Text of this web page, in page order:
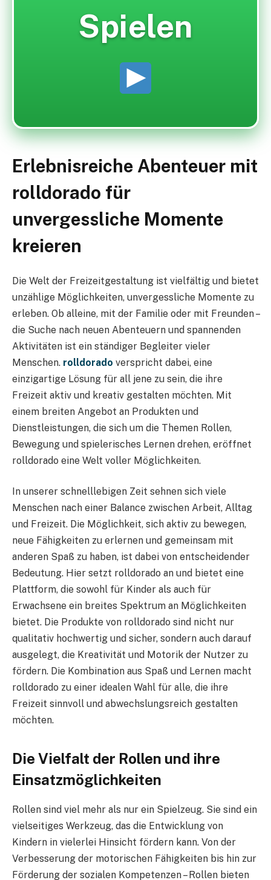
Spielen
Erlebnisreiche Abenteuer mit
rolldorado für
unvergessliche Momente
kreieren
Die Welt der Freizeitgestaltung ist vielfältig und bietet
unzählige Möglichkeiten, unvergessliche Momente zu
erleben. Ob alleine, mit der Familie oder mit Freunden –
die Suche nach neuen Abenteuern und spannenden
Aktivitäten ist ein ständiger Begleiter vieler
Menschen. rolldorado verspricht dabei, eine
einzigartige Lösung für all jene zu sein, die ihre
Freizeit aktiv und kreativ gestalten möchten. Mit
einem breiten Angebot an Produkten und
Dienstleistungen, die sich um die Themen Rollen,
Bewegung und spielerisches Lernen drehen, eröffnet
rolldorado eine Welt voller Möglichkeiten.
In unserer schnelllebigen Zeit sehnen sich viele
Menschen nach einer Balance zwischen Arbeit, Alltag
und Freizeit. Die Möglichkeit, sich aktiv zu bewegen,
neue Fähigkeiten zu erlernen und gemeinsam mit
anderen Spaß zu haben, ist dabei von entscheidender
Bedeutung. Hier setzt rolldorado an und bietet eine
Plattform, die sowohl für Kinder als auch für
Erwachsene ein breites Spektrum an Möglichkeiten
bietet. Die Produkte von rolldorado sind nicht nur
qualitativ hochwertig und sicher, sondern auch darauf
ausgelegt, die Kreativität und Motorik der Nutzer zu
fördern. Die Kombination aus Spaß und Lernen macht
rolldorado zu einer idealen Wahl für alle, die ihre
Freizeit sinnvoll und abwechslungsreich gestalten
möchten.
Die Vielfalt der Rollen und ihre
Einsatzmöglichkeiten
Rollen sind viel mehr als nur ein Spielzeug. Sie sind ein
vielseitiges Werkzeug, das die Entwicklung von
Kindern in vielerlei Hinsicht fördern kann. Von der
Verbesserung der motorischen Fähigkeiten bis hin zur
Förderung der sozialen Kompetenzen – Rollen bieten